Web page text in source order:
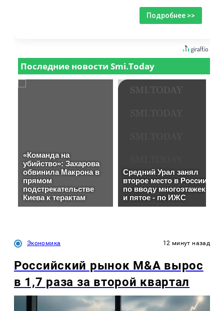
Подробнее >>
Экономика 12 минут назад
Российский рынок M&A вырос
в 1,7 раза за второй квартал